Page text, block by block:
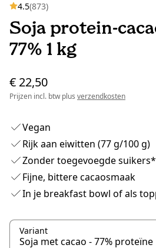
4.5(873)
Soja protein-
77% 1 kg
€ 22,50
Prijzen incl. btw plus verzendkosten
Vegan
Rijk aan eiwitten (77 g/100 g)
Zonder toegevoegde suikers*
Fijne, bittere cacaosmaak
In je breakfast bowl of als
Variant